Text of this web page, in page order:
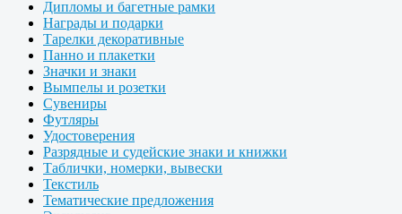
Дипломы и багетные рамки
Награды и подарки
Тарелки декоративные
Панно и плакетки
Значки и знаки
Вымпелы и розетки
Сувениры
Футляры
Удостоверения
Разрядные и судейские знаки и книжки
Таблички, номерки, вывески
Текстиль
Тематические предложения